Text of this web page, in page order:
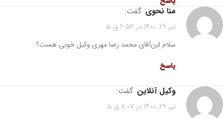
منا نحوی گفت:
تیر 29, 1400 در 6:53 ق.ظ
سلام این‌آقای محمد رضا مهری وکیل خوبی هست؟
پاسخ
وکیل آنلاین گفت:
تیر 29, 1400 در 8:07 ق.ظ